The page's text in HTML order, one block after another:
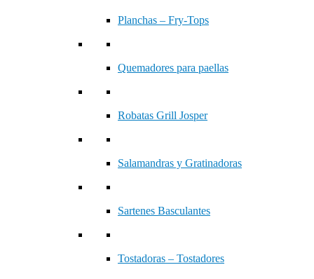
Planchas – Fry-Tops
Quemadores para paellas
Robatas Grill Josper
Salamandras y Gratinadoras
Sartenes Basculantes
Tostadoras – Tostadores